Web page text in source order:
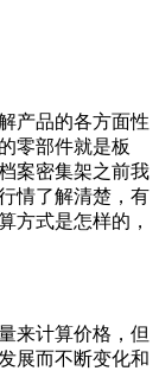
产品的各方面性
零部件就是板
案密集架之前我
情了解清楚，有
方式是怎样的，
来计算价格，但
展而不断变化和